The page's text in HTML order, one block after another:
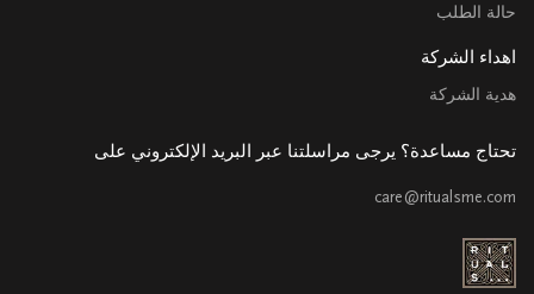
حالة الطلب
اهداء الشركة
هدية الشركة
تحتاج مساعدة؟ يرجى مراسلتنا عبر البريد الإلكتروني على
care@ritualsme.com